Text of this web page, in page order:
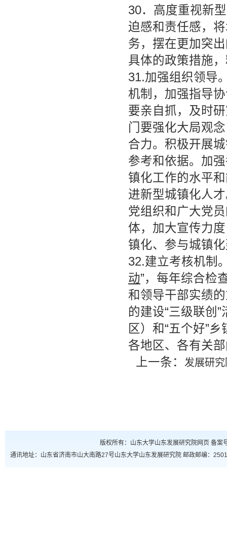
30．高度重视新
迫感和责任感，
务，摆在更加突
具体的政策措施
31.加强组织领导
机制，加强指导
要亲自抓，及时
门要强化大局观
合力。积极开展
参考和依据。加
镇化工作的水平
进新型城镇化人
党组织和广大党
体，加大宣传力
镇化、参与城镇
32.建立考核机制
动”，每年综合检
和领导干部实绩
的建设“三级联创
区）和“五个好”
各地区、各有关
上一条： 发展研
版权所有：山东大学山东发展研究院网页 备案
通讯地址：山东省济南市山大南路27号山东大学山东发展研究院 邮政邮编：